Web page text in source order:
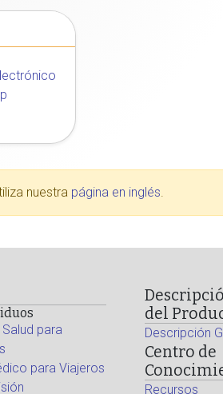
nuestra página en inglés.
para
para Viajeros
del
Descripción
Centro de
Recursos